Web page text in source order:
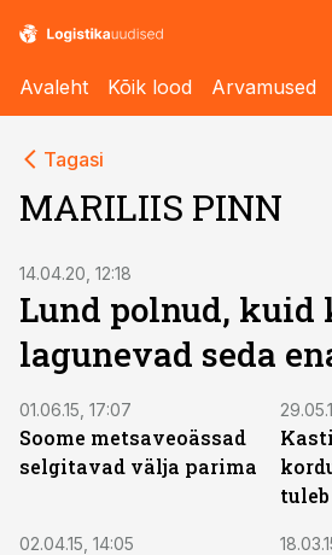
Avaleht Kõik lood Arvamused
Tagasi
MARILIIS PINN
14.04.20, 12:18
Lund polnud, kuid
lagunevad seda
01.06.15, 17:07
Soome metsaveoässad
selgitavad välja parima
tuleb
02.04.15, 14:05